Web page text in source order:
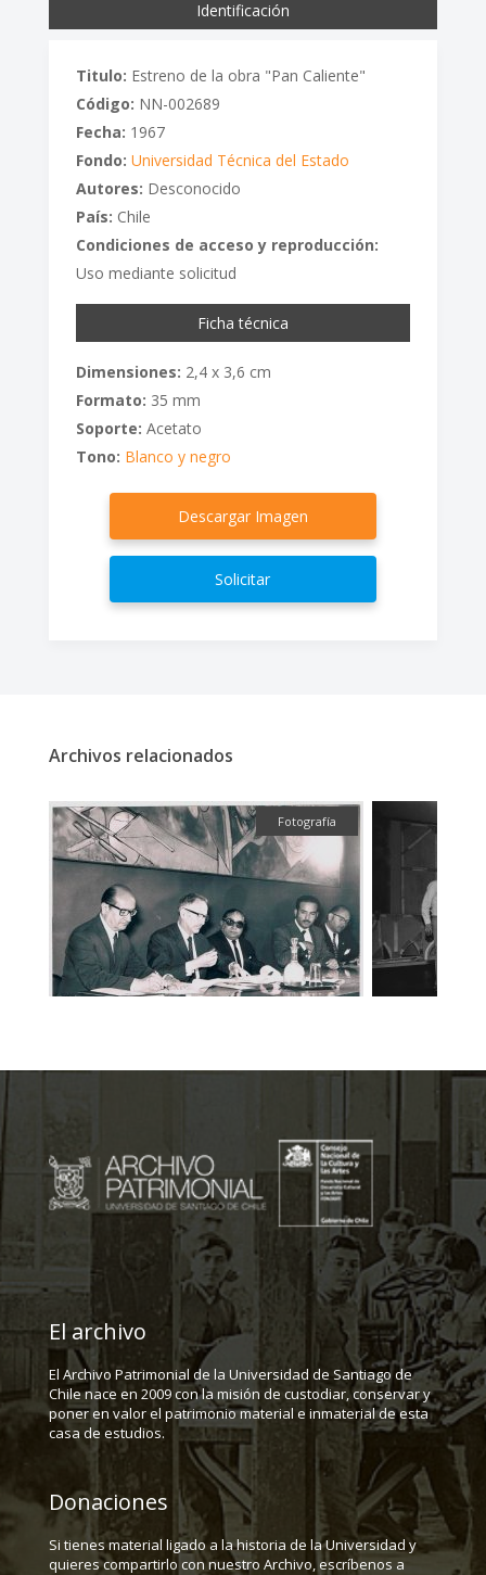
Identificación
Titulo: Estreno de la obra "Pan Caliente"
Código: NN-002689
Fecha: 1967
Fondo: Universidad Técnica del Estado
Autores: Desconocido
País: Chile
Condiciones de acceso y reproducción:
Uso mediante solicitud
Ficha técnica
Dimensiones: 2,4 x 3,6 cm
Formato: 35 mm
Soporte: Acetato
Tono: Blanco y negro
Descargar Imagen
Solicitar
Archivos relacionados
Fotografía
El archivo
El Archivo Patrimonial de la Universidad de Santiago de
Chile nace en 2009 con la misión de custodiar, conservar y
poner en valor el patrimonio material e inmaterial de esta
casa de estudios.
Donaciones
Si tienes material ligado a la historia de la Universidad y
quieres compartirlo con nuestro Archivo, escríbenos a